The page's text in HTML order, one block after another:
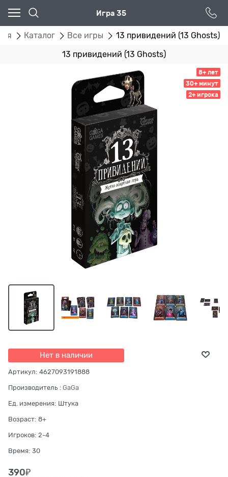
Игра 35
Каталог Все игры 13 привидений (13 Ghosts)
13 привидений (13 Ghosts)
8+ лет
30+ минут
2+ игрока
Нет в наличии
Артикул: 4627093191888
Производитель : GaGa
Ед. измерения: Штука
Возраст: 8+
Игроков: 2-4
Время: 30
390₽